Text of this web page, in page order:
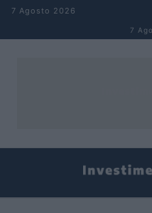
Salta al contenuto
7 Agosto 2026
7